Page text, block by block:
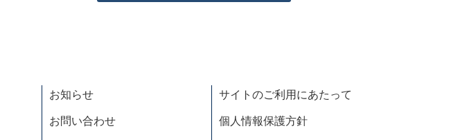
お知らせ
お問い合わせ
サイトのご利用にあたって
個人情報保護方針